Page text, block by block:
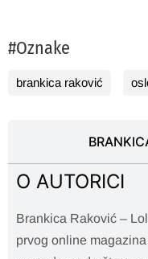
#Oznake
brankica raković
O AUTORICI
Brankica Raković –
prvog online